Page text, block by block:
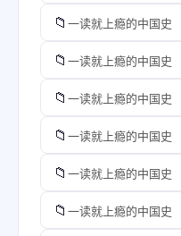
📁 一读就上瘾的中国史
📁 一读就上瘾的中国史
📁 一读就上瘾的中国史
📁 一读就上瘾的中国史
📁 一读就上瘾的中国史
📁 一读就上瘾的中国史